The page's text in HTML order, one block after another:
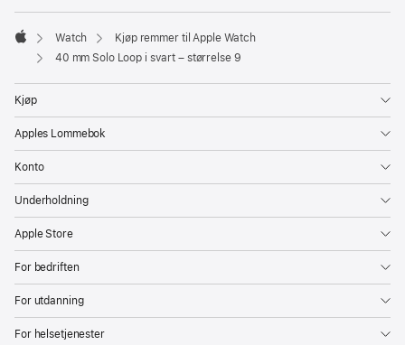
Apple
Watch
Kjøp remmer til Apple Watch
40 mm Solo Loop i svart – størrelse 9
Kjøp
Apples Lommebok
Konto
Underholdning
Apple Store
For bedriften
For utdanning
For helsetjenester